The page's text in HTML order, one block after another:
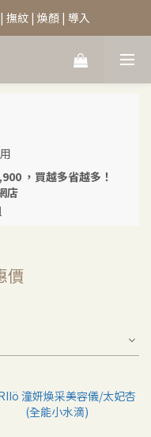
撫紋 | 煥顏 | 導入
，買越多省越多！
店
價